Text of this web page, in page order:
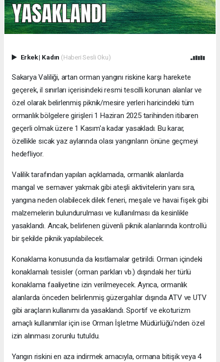
Erkek| Kadın (Haberi Sesli Oku)
Sakarya Valiliği, artan orman yangını riskine karşı harekete
geçerek, il sınırları içerisindeki resmi tescilli korunan alanlar ve
özel olarak belirlenmiş piknik/mesire yerleri haricindeki tüm
ormanlık bölgelere girişleri 1 Haziran 2025 tarihinden itibaren
geçerli olmak üzere 1 Kasım'a kadar yasakladı. Bu karar,
özellikle sıcak yaz aylarında olası yangınların önüne geçmeyi
hedefliyor.
Valilik tarafından yapılan açıklamada, ormanlık alanlarda
mangal ve semaver yakmak gibi ateşli aktivitelerin yanı sıra,
yangına neden olabilecek dilek feneri, meşale ve havai fişek gibi
malzemelerin bulundurulması ve kullanılması da kesinlikle
yasaklandı. Ancak, belirlenen güvenli piknik alanlarında kontrollü
bir şekilde piknik yapılabilecek.
Konaklama konusunda da kısıtlamalar getirildi. Orman içindeki
konaklamalı tesisler (orman parkları vb.) dışındaki her türlü
konaklama faaliyetine izin verilmeyecek. Ayrıca, ormanlık
alanlarda önceden belirlenmiş güzergahlar dışında ATV ve UTV
gibi araçların kullanımı da yasaklandı. Sportif ve ekoturizm
amaçlı kullanımlar için ise Orman İşletme Müdürlüğü'nden özel
izin alınması zorunlu tutuldu.
Yangın riskini en aza indirmek amacıyla, ormana bitişik veya 4